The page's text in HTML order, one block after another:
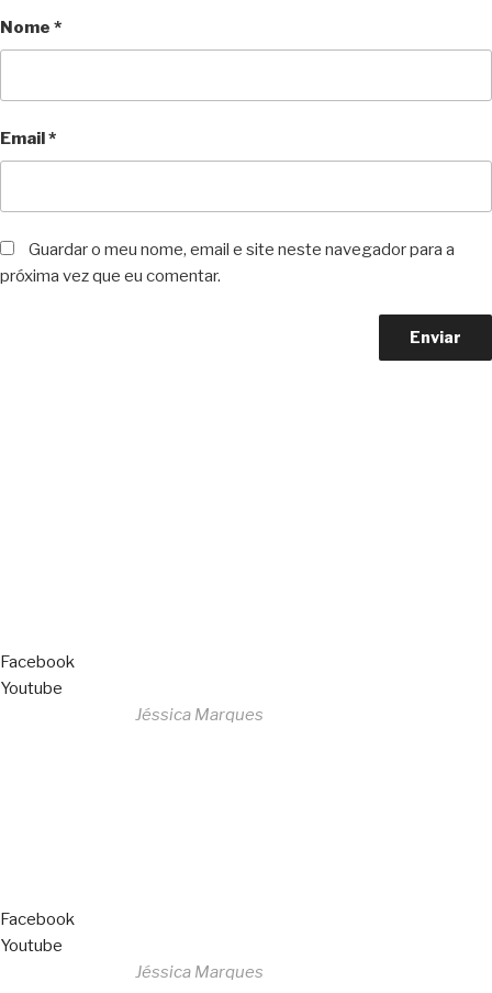
Nome *
Email*
Guardar o meu nome, email e site neste navegador para a
próxima vez que eu comentar.
Facebook
Youtube
Jéssica Marques
Facebook
Youtube
Jéssica Marques